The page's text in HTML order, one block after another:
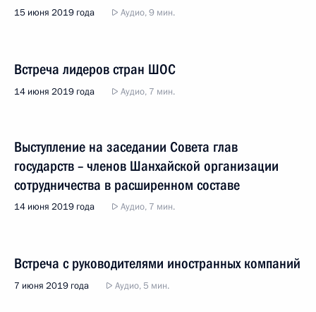
15 июня 2019 года Аудио, 9 мин.
Встреча лидеров стран ШОС
14 июня 2019 года Аудио, 7 мин.
Выступление на заседании Совета глав
государств – членов Шанхайской организации
сотрудничества в расширенном составе
14 июня 2019 года Аудио, 7 мин.
Встреча с руководителями иностранных компаний
7 июня 2019 года Аудио, 5 мин.